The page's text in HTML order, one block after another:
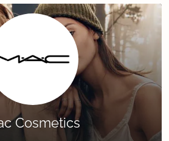
Cosmetics